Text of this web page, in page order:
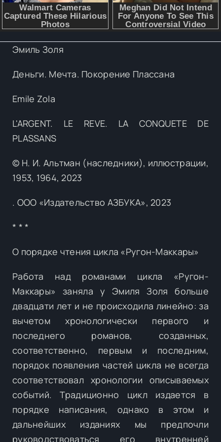
Эмиль Золя
Деньги. Мечта. Покорение Плассана
Emile Zola
L'ARGENT. LE REVE. LA CONQUETE DE
PLASSANS
© Н. И. Альтман (наследники), иллюстрации,
1953, 1964, 2023
. ООО «Издательство АЗБУКА», 2023
* * *
О порядке чтения цикла «Ругон-Маккары»
Работа над романами цикла «Ругон-
Маккары» заняла у Эмиля Золя больше
двадцати лет и не происходила линейно: за
вычетом хронологически первого и
последнего романов, созданных,
соответственно, первым и последним,
порядок появления частей цикла не всегда
соответствовал хронологии описываемых
событий. Традиционно цикл издается в
порядке написания, однако в этом и
дальнейших изданиях мы предпочли
руководствоваться его внутренней